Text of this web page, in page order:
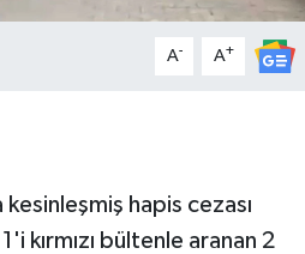
A- A+
hapis cezası
kırmızı bültenle aranan 2